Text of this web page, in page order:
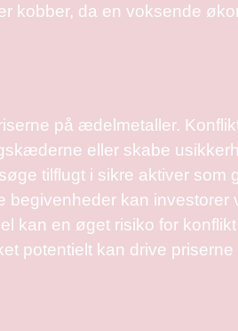
kobber, da en voksende
på ædelmetaller.
eller skabe
tilflugt i sikre aktiver som
kan investorer
kan en øget risiko for
potentielt kan drive priserne